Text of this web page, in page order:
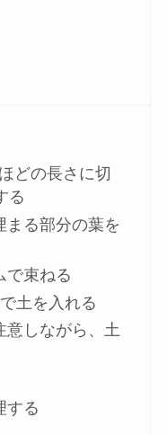
どの長さに切
る
まる部分の葉を
で束ねる
土を入れる
意しながら、土
する